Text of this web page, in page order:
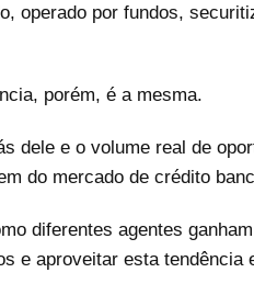
operado por fundos,
porém, é a mesma.
dele e o volume real de
do mercado de crédito
diferentes agentes
e aproveitar esta tendência